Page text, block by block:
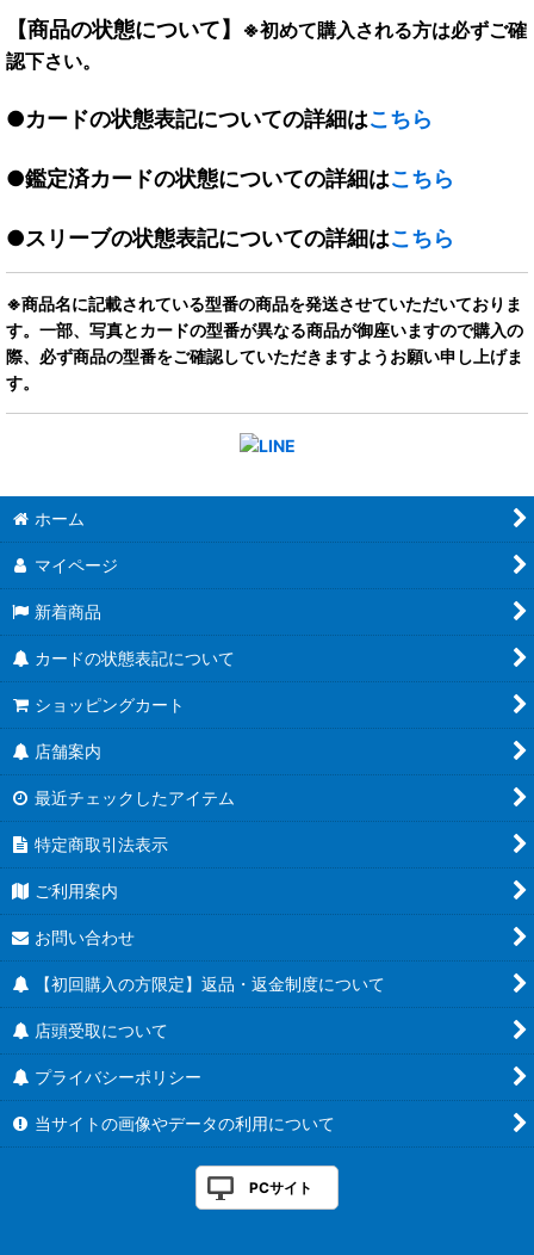
【商品の状態について】
※初めて購入される方は必ずご確
認下さい。
●カードの状態表記についての詳細はこちら
●鑑定済カードの状態についての詳細はこちら
●スリーブの状態表記についての詳細はこちら
※商品名に記載されている型番の商品を発送させていただいておりま
す。一部、写真とカードの型番が異なる商品が御座いますので購入の
際、必ず商品の型番をご確認していただきますようお願い申し上げま
す。
ホーム
マイページ
新着商品
カードの状態表記について
ショッピングカート
店舗案内
最近チェックしたアイテム
特定商取引法表示
ご利用案内
お問い合わせ
【初回購入の方限定】返品・返金制度について
店頭受取について
プライバシーポリシー
当サイトの画像やデータの利用について
PCサイト